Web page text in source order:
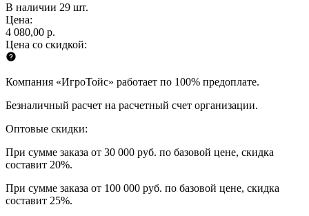
В наличии 29 шт.
Цена:
4 080,00 р.
Цена со скидкой:
Компания «ИгроТойс» работает по 100% предоплате.
Безналичный расчет на расчетный счет организации.
Оптовые скидки:
При сумме заказа от 30 000 руб. по базовой цене, скидка
составит 20%.
При сумме заказа от 100 000 руб. по базовой цене, скидка
составит 25%.